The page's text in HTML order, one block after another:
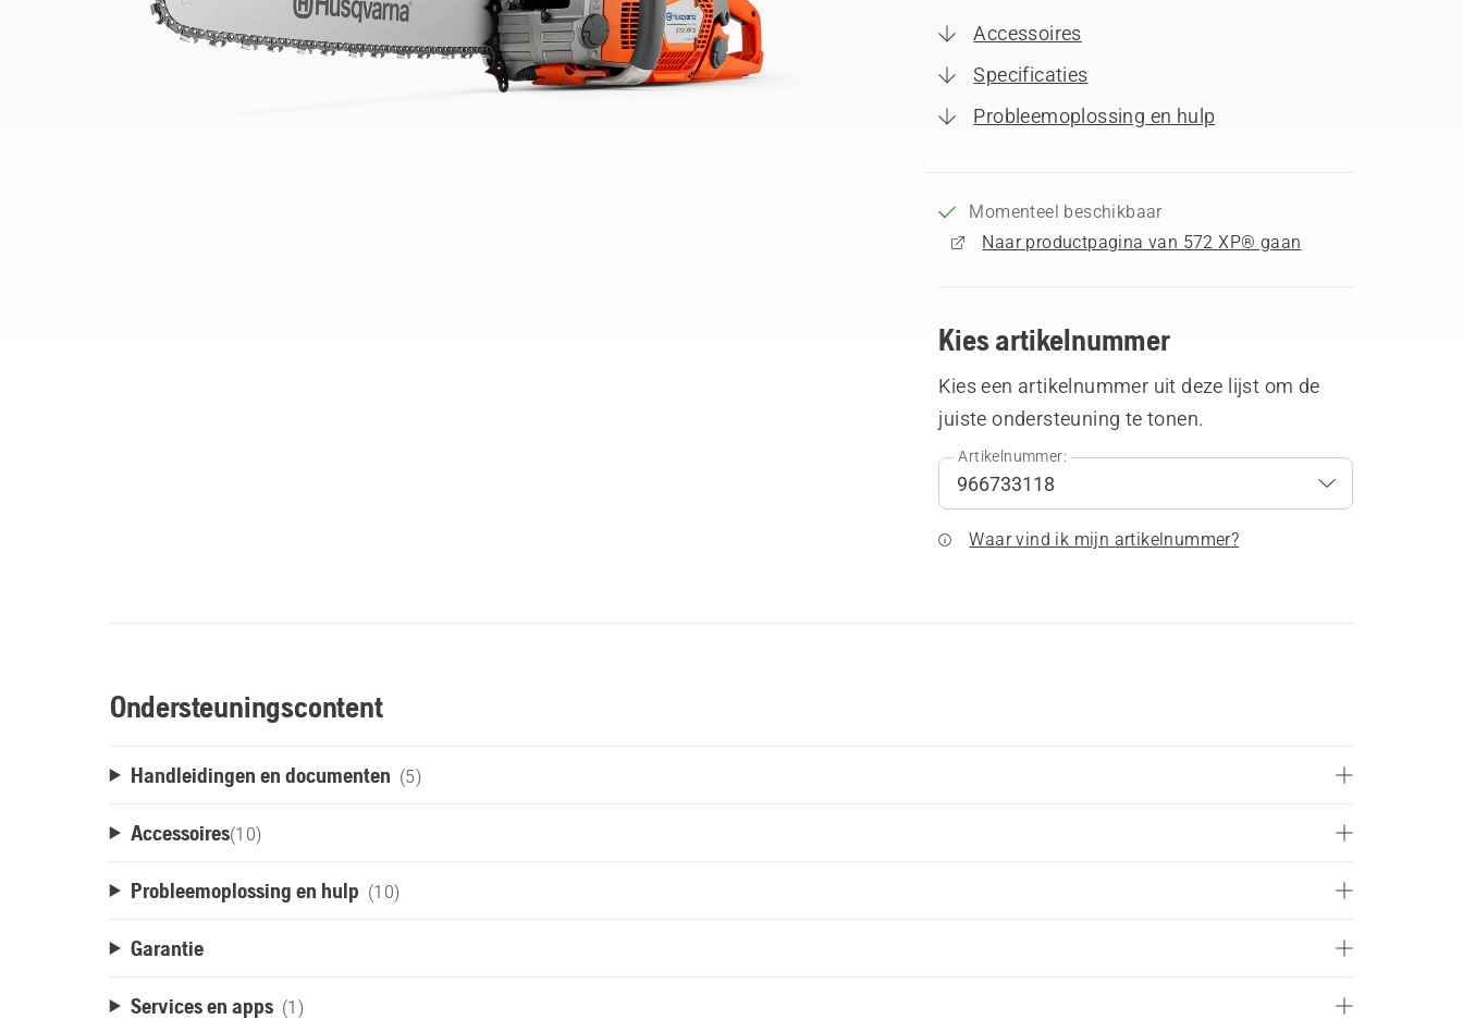
Accessoires
Specificaties
Probleemoplossing en hulp
Momenteel beschikbaar
Naar productpagina van 572 XP® gaan
Kies artikelnummer
Kies een artikelnummer uit deze lijst om de
juiste ondersteuning te tonen.
Artikelnummer:
Waar vind ik mijn artikelnummer?
Ondersteuningscontent
Handleidingen en documenten (5)
Accessoires(10)
Probleemoplossing en hulp (10)
Garantie
Services en apps (1)